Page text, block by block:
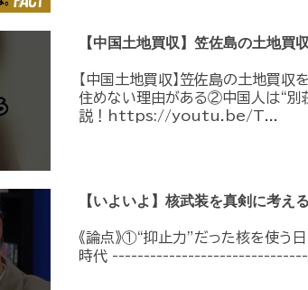
【中国土地買収】笠佐島の土地買
【中国土地買収】笠佐島の土地買
住めない理由がある②中国人は“
説！https://youtu.be/T...
【いよいよ】核武装を真剣に考え
《論点》①“抑止力”だった核を使う
時代